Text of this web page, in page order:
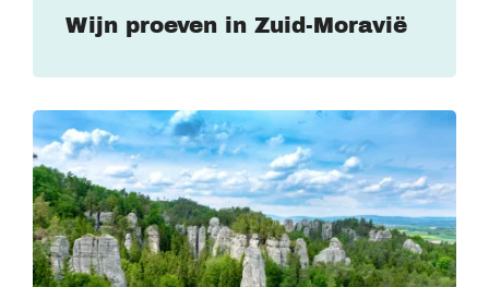
Wijn proeven in Zuid-Moravië